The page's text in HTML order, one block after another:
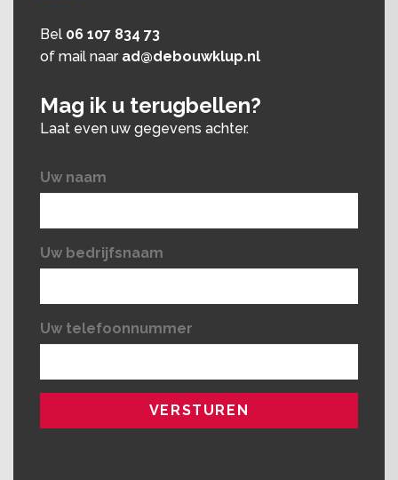
Bel 06 107 834 73
of mail naar ad@debouwklup.nl
Mag ik u terugbellen?
Laat even uw gegevens achter.
Uw naam
Uw bedrijfsnaam
Uw telefoonnummer